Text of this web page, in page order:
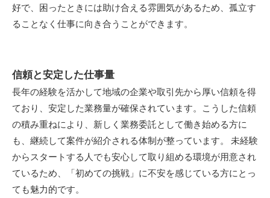
好で、困ったときには助け合える雰囲気があるため、孤立す
ることなく仕事に向き合うことができます。
信頼と安定した仕事量
長年の経験を活かして地域の企業や取引先から厚い信頼を得
ており、安定した業務量が確保されています。こうした信頼
の積み重ねにより、新しく業務委託として働き始める方に
も、継続して案件が紹介される体制が整っています。 未経験
からスタートする人でも安心して取り組める環境が用意され
ているため、「初めての挑戦」に不安を感じている方にとっ
ても魅力的です。